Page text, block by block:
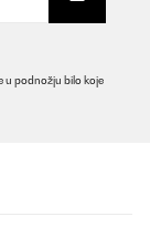
u podnožju bilo koje